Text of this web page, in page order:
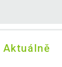
Aktuálně